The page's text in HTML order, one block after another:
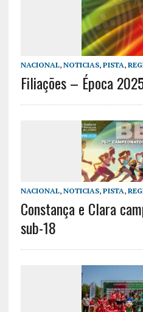
NACIONAL, NOTICIAS, PISTA,
Filiações – Época
NACIONAL, NOTICIAS, PISTA,
Constança e Clara
sub-18